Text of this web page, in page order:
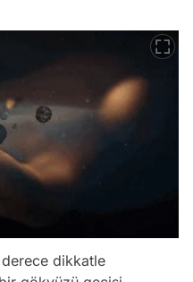
dikkatle